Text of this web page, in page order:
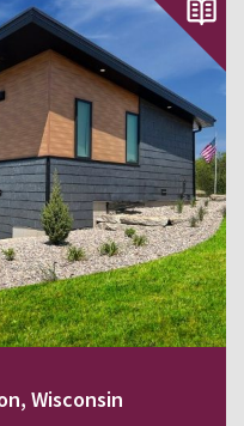
Wisconsin